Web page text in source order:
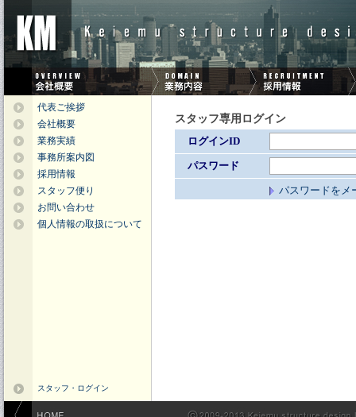
代表ご挨拶
会社概要
業務実績
事務所案内図
採用情報
スタッフ便り
お問い合わせ
個人情報の取扱について
スタッフ専用ログイン
ログインID
パスワード
パスワードをメ
スタッフ・ログイン